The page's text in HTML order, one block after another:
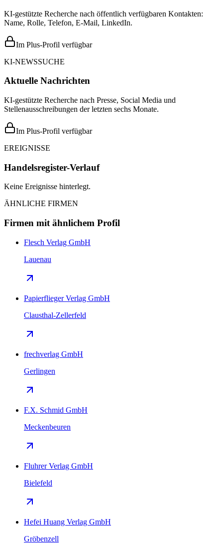
KI-gestützte Recherche nach öffentlich verfügbaren Kontakten:
Name, Rolle, Telefon, E-Mail, LinkedIn.
Im Plus-Profil verfügbar
KI-NEWSSUCHE
Aktuelle Nachrichten
KI-gestützte Recherche nach Presse, Social Media und
Stellenausschreibungen der letzten sechs Monate.
Im Plus-Profil verfügbar
EREIGNISSE
Handelsregister-Verlauf
Keine Ereignisse hinterlegt.
ÄHNLICHE FIRMEN
Firmen mit ähnlichem Profil
Flesch Verlag GmbH
Lauenau
Papierflieger Verlag GmbH
Clausthal-Zellerfeld
frechverlag GmbH
Gerlingen
F.X. Schmid GmbH
Meckenbeuren
Fluhrer Verlag GmbH
Bielefeld
Hefei Huang Verlag GmbH
Gröbenzell